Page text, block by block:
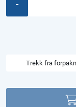
-
Trekk fra